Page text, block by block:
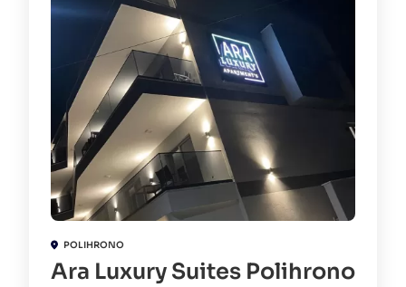
POLIHRONO
Ara Luxury Suites Polihrono